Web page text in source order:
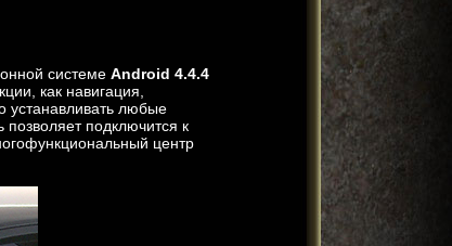
системе Android 4.4.4
как навигация,
устанавливать любые
подключится к
центр